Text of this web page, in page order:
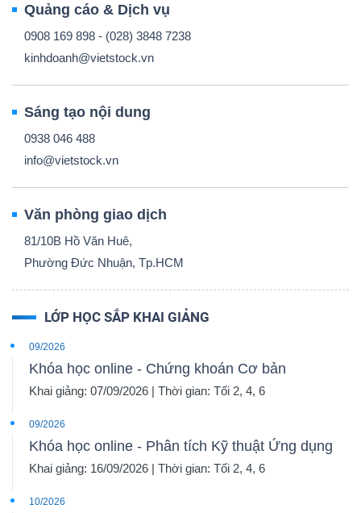
Quảng cáo & Dịch vụ
0908 169 898 - (028) 3848 7238
kinhdoanh@vietstock.vn
Sáng tạo nội dung
0938 046 488
info@vietstock.vn
Văn phòng giao dịch
81/10B Hồ Văn Huê,
Phường Đức Nhuận, Tp.HCM
LỚP HỌC SẮP KHAI GIẢNG
09/2026
Khóa học online - Chứng khoán Cơ bản
Khai giảng: 07/09/2026 | Thời gian: Tối 2, 4, 6
09/2026
Khóa học online - Phân tích Kỹ thuật Ứng dụng
Khai giảng: 16/09/2026 | Thời gian: Tối 2, 4, 6
10/2026